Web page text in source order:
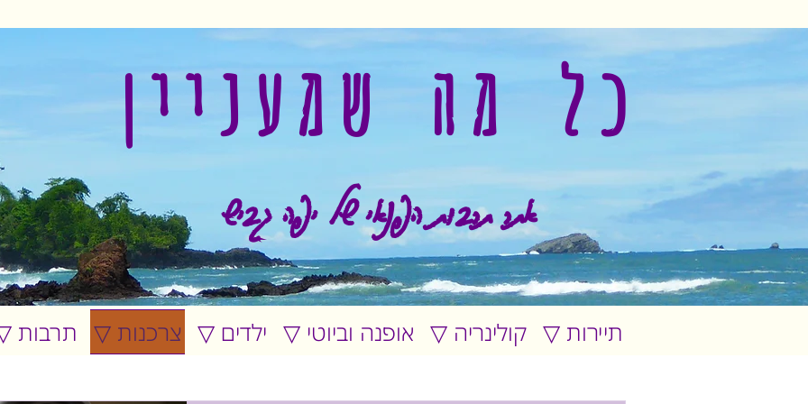
כל מה שמעניין
אתר תרבות הפנאי של יפה גביש
▽ תרבות ▽ צרכנות ▽ ילדים ▽ אופנה וביוטי ▽ קולינריה ▽ תיירות